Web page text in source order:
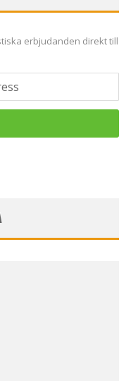
erbjudanden direkt till